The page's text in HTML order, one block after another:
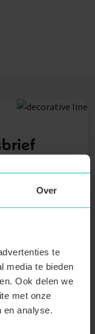
Over
te
media te bieden
Ook delen we
met onze
en analyse.
Abonneer je